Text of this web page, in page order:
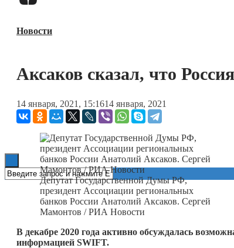
Блокчейн
ESG
Новости
Аксаков сказал, что
14 января, 2021, 15:1614 января, 2021
Депутат Государственной Думы РФ,
президент Ассоциации региональных
банков России Анатолий Аксаков. Сергей
Мамонтов / РИА Новости
В декабре 2020 года активно обсуждалась
информацией SWIFT.